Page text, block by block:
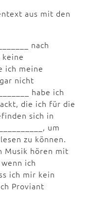
aus mit den
nach
ich meine
nicht
habe ich
die ich für die
sich in
um
zu können.
Musik hören mit
ich
ich mir kein
Proviant